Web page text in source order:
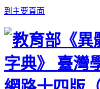
到主要頁面